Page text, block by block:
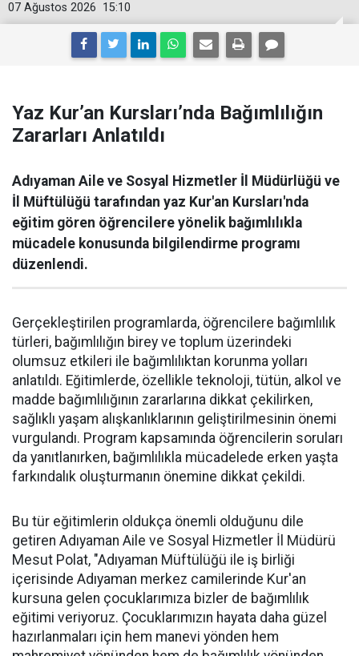
15:10
07 Ağustos 2026
Yaz Kur’an Kursları’nda Bağımlılığın
Zararları Anlatıldı
Adıyaman Aile ve Sosyal Hizmetler İl Müdürlüğü ve
İl Müftülüğü tarafından yaz Kur'an Kursları'nda
eğitim gören öğrencilere yönelik bağımlılıkla
mücadele konusunda bilgilendirme programı
düzenlendi.
Gerçekleştirilen programlarda, öğrencilere bağımlılık
türleri, bağımlılığın birey ve toplum üzerindeki
olumsuz etkileri ile bağımlılıktan korunma yolları
anlatıldı. Eğitimlerde, özellikle teknoloji, tütün, alkol ve
madde bağımlılığının zararlarına dikkat çekilirken,
sağlıklı yaşam alışkanlıklarının geliştirilmesinin önemi
vurgulandı. Program kapsamında öğrencilerin soruları
da yanıtlanırken, bağımlılıkla mücadelede erken yaşta
farkındalık oluşturmanın önemine dikkat çekildi.
Bu tür eğitimlerin oldukça önemli olduğunu dile
getiren Adıyaman Aile ve Sosyal Hizmetler İl Müdürü
Mesut Polat, "Adıyaman Müftülüğü ile iş birliği
içerisinde Adıyaman merkez camilerinde Kur'an
kursuna gelen çocuklarımıza bizler de bağımlılık
eğitimi veriyoruz. Çocuklarımızın hayata daha güzel
hazırlanmaları için hem manevi yönden hem